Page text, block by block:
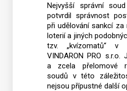
Nejvyšší správní
potvrdil správnost
při udělování sankcí za
loterií a jiných
tzv. „kvízomatů“ v
VINDARON PRO
a zcela přelomové
soudů v této
nejsou přípustné další